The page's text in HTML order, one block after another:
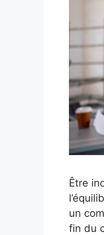
Être
un
fin du